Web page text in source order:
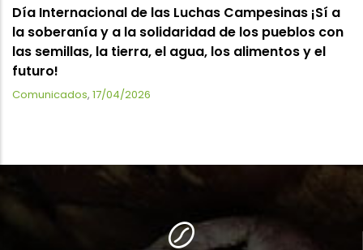
Día Internacional de las Luchas Campesinas ¡Sí a
la soberanía y a la solidaridad de los pueblos con
las semillas, la tierra, el agua, los alimentos y el
futuro!
Comunicados, 17/04/2026